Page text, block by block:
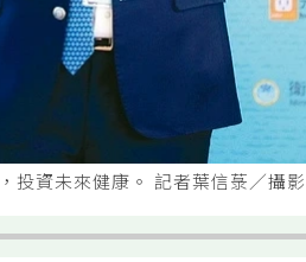
投資未來健康。 記者葉信菉／攝影